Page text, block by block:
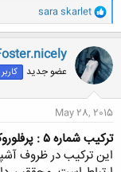
و
ا
ک
ن
ش
ه
ا
sara skarlet
عضو جدید
May 28, 2015
ترکیب شماره ۵ : پرفلوروکتانوئیک اسید (PFOA)
این ترکیب در ظروف